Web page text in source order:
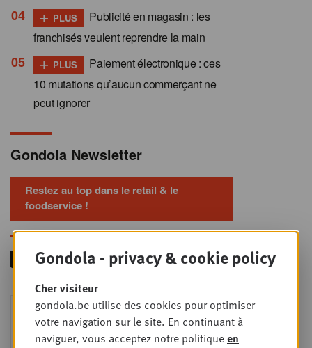
+ PLUS
Publicité en magasin : les
franchisés veulent reprendre la main
+ PLUS
Paiement électronique : ces
10 mutations qu’aucun commerçant ne
peut ignorer
Gondola Newsletter
Restez au top dans le retail & le
foodservice !
MER
9
SEPT
Foodservice - Joint
business planning
Intro to Negotiation: Succes aan de
Gondola - privacy & cookie policy
Cher visiteur
gondola.be utilise des cookies pour optimiser
votre navigation sur le site. En continuant à
naviguer, vous acceptez notre politiqueen